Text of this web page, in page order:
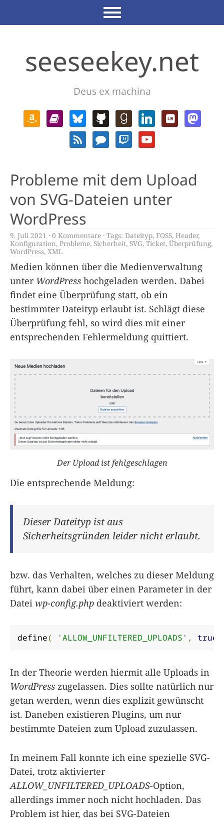
seeseekey.net
Deus ex machina
Probleme mit dem Upload
von SVG-Dateien unter
WordPress
9. Juli 2021 0 Kommentare Tags: Dateityp, FOSS, Header,
Konfiguration, Probleme, Sicherheit, SVG,Ticket, Überprüfung,
WordPress, XML
Medien können über die Medienverwaltung
unter WordPress hochgeladen werden. Dabei
findet eine Überprüfung statt, ob ein
bestimmter Dateityp erlaubt ist. Schlägt diese
Überprüfung fehl, so wird dies mit einer
entsprechenden Fehlermeldung quittiert.
Der Upload ist fehlgeschlagen
Die entsprechende Meldung:
Dieser Dateityp ist aus
Sicherheitsgründen leider nicht erlaubt.
bzw. das Verhalten, welches zu dieser Meldung
führt, kann dabei über einen Parameter in der
Datei wp-config.php deaktiviert werden:
define( 'ALLOW_UNFILTERED_UPLOADS' , true
In der Theorie werden hiermit alle Uploads in
WordPress zugelassen. Dies sollte natürlich nur
getan werden, wenn dies explizit gewünscht
ist. Daneben existieren Plugins, um nur
bestimmte Dateien zum Upload zuzulassen.
In meinem Fall konnte ich eine spezielle SVG-
Datei, trotz aktivierter
ALLOW_UNFILTERED_UPLOADS-Option,
allerdings immer noch nicht hochladen. Das
Problem ist hier, das bei SVG-Dateien